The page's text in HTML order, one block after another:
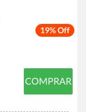
19% Off
COMPRAR